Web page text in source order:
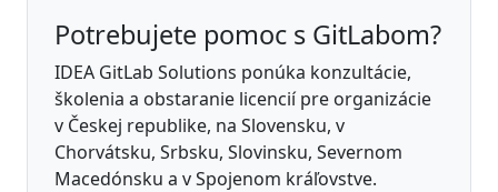
Potrebujete pomoc s GitLabom?
IDEA GitLab Solutions ponúka konzultácie,
školenia a obstaranie licencií pre organizácie
v Českej republike, na Slovensku, v
Chorvátsku, Srbsku, Slovinsku, Severnom
Macedónsku a v Spojenom kráľovstve.